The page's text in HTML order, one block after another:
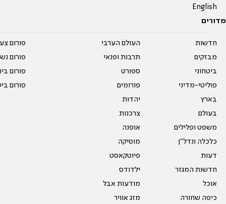
English
מדורים
חדשות
מבזקים
ביטחוני
פוליטי-מדיני
בארץ
בעולם
משפט ופלילים
כלכלה ונדל"ן
דעות
חדשות המגזר
אוכל
כיפה שחורה
העולם הערבי
תרבות ופנאי
ספורט
פורומים
יהדות
צרכנות
אופנה
מוסיקה
פיוטקאסט
ילדודס
מודעות אבל
מזג אוויר
פורום
פורום
פורום
פורום